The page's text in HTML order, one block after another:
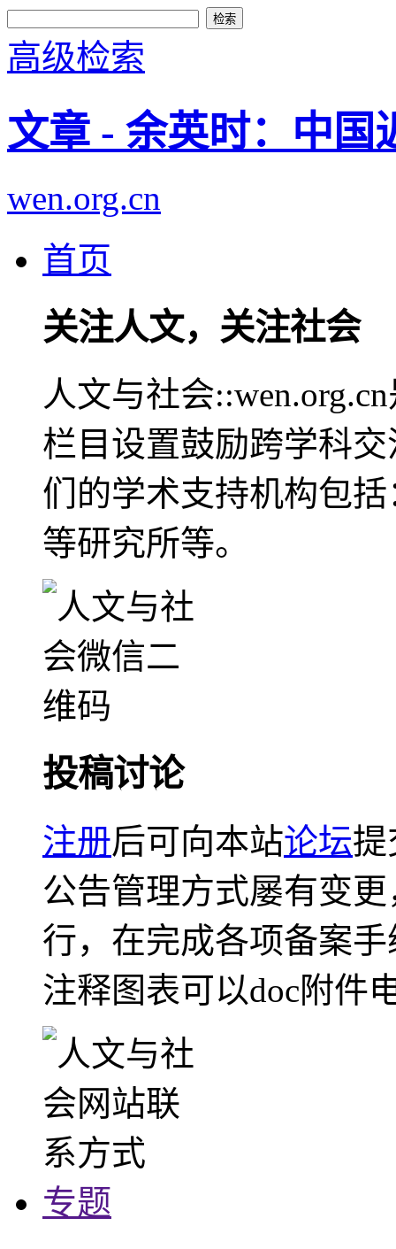
高级检索
文章 - 余英时：中国
wen.org.cn
首页
关注人文，关注社会
人文与社会
栏目设置鼓励跨学科
们的学术支持机构包
等研究所等。
投稿讨论
注册后可向本站论坛提
公告管理方式屡有变
行，在完成各项备案
注释图表可以doc附件
专题